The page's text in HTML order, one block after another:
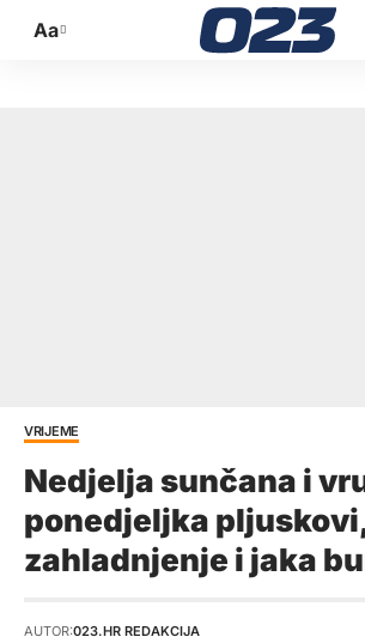
Promijeni
Aa
VRIJEME
Nedjelja sunčana i
ponedjeljka
zahladnjenje i jaka
AUTOR:023.HR REDAKCIJA